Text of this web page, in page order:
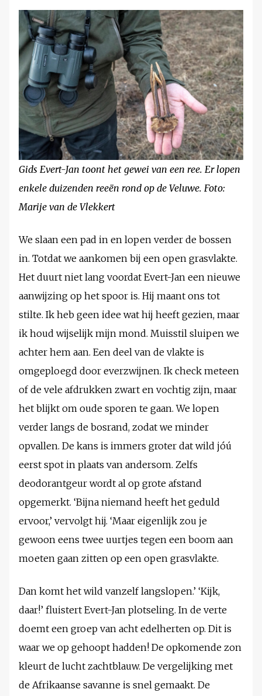
Gids Evert-Jan toont het gewei van een ree. Er lopen
enkele duizenden reeën rond op de Veluwe. Foto:
Marije van de Vlekkert
We slaan een pad in en lopen verder de bossen
in. Totdat we aankomen bij een open grasvlakte.
Het duurt niet lang voordat Evert-Jan een nieuwe
aanwijzing op het spoor is. Hij maant ons tot
stilte. Ik heb geen idee wat hij heeft gezien, maar
ik houd wijselijk mijn mond. Muisstil sluipen we
achter hem aan. Een deel van de vlakte is
omgeploegd door everzwijnen. Ik check meteen
of de vele afdrukken zwart en vochtig zijn, maar
het blijkt om oude sporen te gaan. We lopen
verder langs de bosrand, zodat we minder
opvallen. De kans is immers groter dat wild jóú
eerst spot in plaats van andersom. Zelfs
deodorantgeur wordt al op grote afstand
opgemerkt. ‘Bijna niemand heeft het geduld
ervoor,’ vervolgt hij. ‘Maar eigenlijk zou je
gewoon eens twee uurtjes tegen een boom aan
moeten gaan zitten op een open grasvlakte.
Dan komt het wild vanzelf langslopen.’ ‘Kijk,
daar!’ fluistert Evert-Jan plotseling. In de verte
doemt een groep van acht edelherten op. Dit is
waar we op gehoopt hadden! De opkomende zon
kleurt de lucht zachtblauw. De vergelijking met
de Afrikaanse savanne is snel gemaakt. De